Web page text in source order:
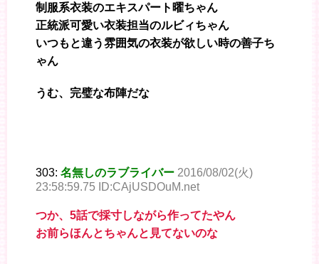
制服系衣装のエキスパート曜ちゃん
正統派可愛い衣装担当のルビィちゃん
いつもと違う雰囲気の衣装が欲しい時の善子ち
ゃん
うむ、完璧な布陣だな
303: 名無しのラブライバー 2016/08/02(火)
23:58:59.75 ID:CAjUSDOuM.net
つか、5話で採寸しながら作ってたやん
お前らほんとちゃんと見てないのな